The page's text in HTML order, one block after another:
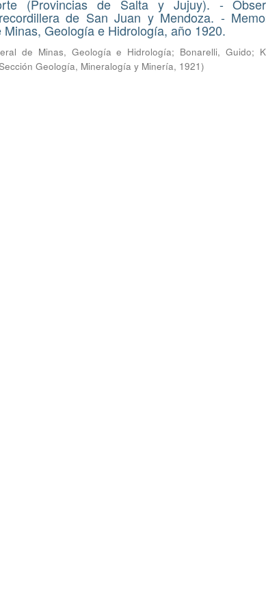
(Provincias de Salta y Jujuy). -
de San Juan y Mendoza. -
Geología e Hidrología, año 1920.
de Minas, Geología e Hidrología; Bonarelli, Guido;
Geología, Mineralogía y Minería, 1921)